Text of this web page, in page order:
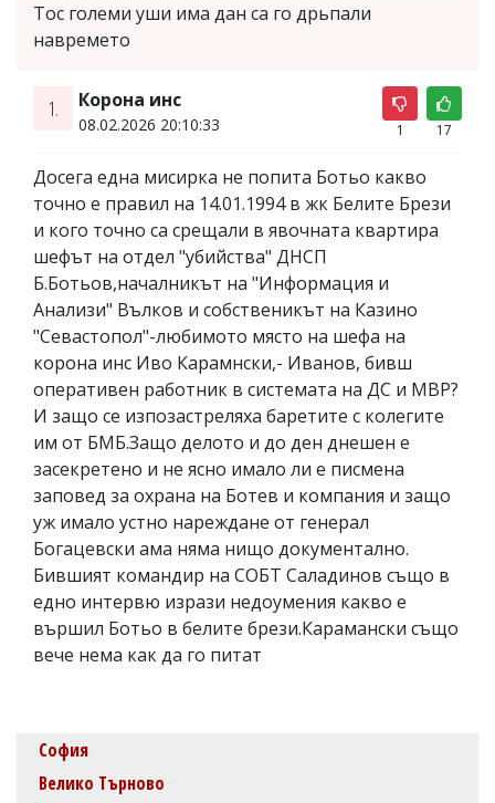
Тос големи уши има дан са го дрьпали
навремето
1. Корона инс
08.02.2026 20:10:33 1 17
Досега една мисирка не попита Ботьо какво
точно е правил на 14.01.1994 в жк Белите Брези
и кого точно са срещали в явочната квартира
шефът на отдел "убийства" ДНСП
Б.Ботьов,началникът на "Информация и
Анализи" Вълков и собственикът на Казино
"Севастопол"-любимото място на шефа на
корона инс Иво Карамнски,- Иванов, бивш
оперативен работник в системата на ДС и МВР?
И защо се изпозастреляха баретите с колегите
им от БМБ.Защо делото и до ден днешен е
засекретено и не ясно имало ли е писмена
заповед за охрана на Ботев и компания и защо
уж имало устно нареждане от генерал
Богацевски ама няма нищо документално.
Бившият командир на СОБТ Саладинов също в
едно интервю изрази недоумения какво е
вършил Ботьо в белите брези.Карамански също
вече нема как да го питат
София
Велико Търново